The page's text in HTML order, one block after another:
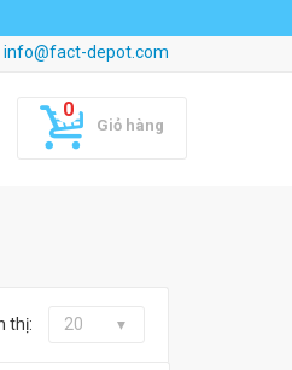
info@fact-depot.com
Giỏ hàng
thị: 20